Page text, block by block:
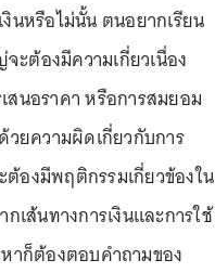
นหรือไม่นั้น ตนอยากเรียน
ะต้องมีความเกี่ยวเนื่อง
นอราคา หรือการสมยอม
วยความผิดเกี่ยวกับการ
องมีพฤติกรรมเกี่ยวข้องใน
เส้นทางการเงินและการใช้
าก็ต้องตอบคำถามของ